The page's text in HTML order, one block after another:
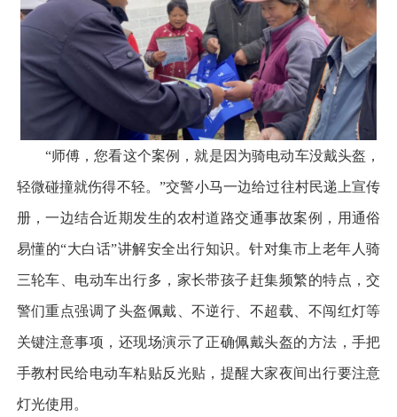
“师傅，您看这个案例，就是因为骑电动车没戴头盔，
轻微碰撞就伤得不轻。”交警小马一边给过往村民递上宣传
册，一边结合近期发生的农村道路交通事故案例，用通俗
易懂的“大白话”讲解安全出行知识。针对集市上老年人骑
三轮车、电动车出行多，家长带孩子赶集频繁的特点，交
警们重点强调了头盔佩戴、不逆行、不超载、不闯红灯等
关键注意事项，还现场演示了正确佩戴头盔的方法，手把
手教村民给电动车粘贴反光贴，提醒大家夜间出行要注意
灯光使用。